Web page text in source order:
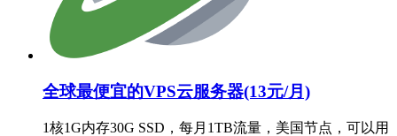
全球最便宜的VPS云服务器(13元/月)
1核1G内存30G SSD，每月1TB流量，美国节点，可以用